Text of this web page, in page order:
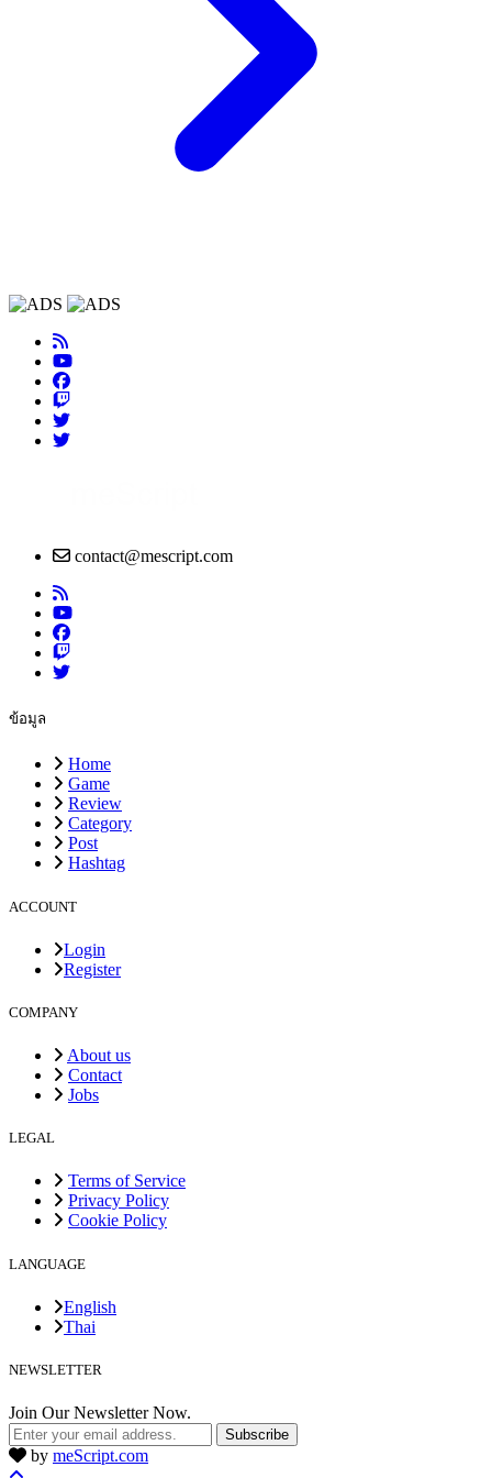
contact@mescript.com
ข้อมูล
Home
Game
Review
Category
Post
Hashtag
ACCOUNT
Login
Register
COMPANY
About us
Contact
Jobs
LEGAL
Terms of Service
Privacy Policy
Cookie Policy
LANGUAGE
English
Thai
NEWSLETTER
Join Our Newsletter Now.
Subscribe
by meScript.com